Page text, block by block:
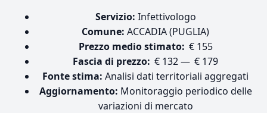
Servizio: Infettivologo
Comune: ACCADIA (PUGLIA)
Prezzo medio stimato: € 155
Fascia di prezzo: € 132 — € 179
Fonte stima: Analisi dati territoriali aggregati
Aggiornamento: Monitoraggio periodico delle
variazioni di mercato